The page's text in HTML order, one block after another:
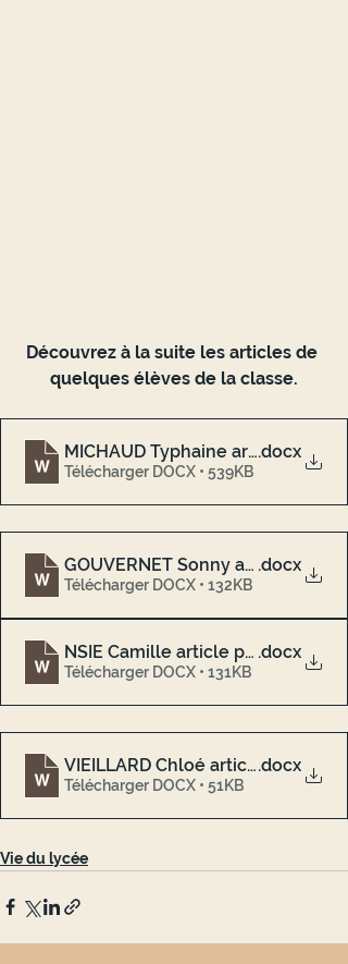
Découvrez à la suite les articles de
quelques élèves de la classe.
MICHAUD Typhaine article presse
.docx
Télécharger DOCX • 539KB
GOUVERNET Sonny article presse
.docx
Télécharger DOCX • 132KB
NSIE Camille article presse 2MRC1
.docx
Télécharger DOCX • 131KB
VIEILLARD Chloé article presse
.docx
Télécharger DOCX • 51KB
Vie du lycée